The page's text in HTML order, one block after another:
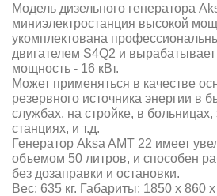
Модель дизельного генератора
миниэлектростанция высокой
укомплектована
двигателем S4Q2 и
мощность - 16 кВт.
Может применяться в качестве
резервного источника энергии в
службах, на стройке, в
станциях, и т.д.
Генератор Aksa AMT 22 имеет
объемом 50 литров, и способен
без дозаправки и остановки.
Вес: 635 кг. Габариты: 1850 х 860